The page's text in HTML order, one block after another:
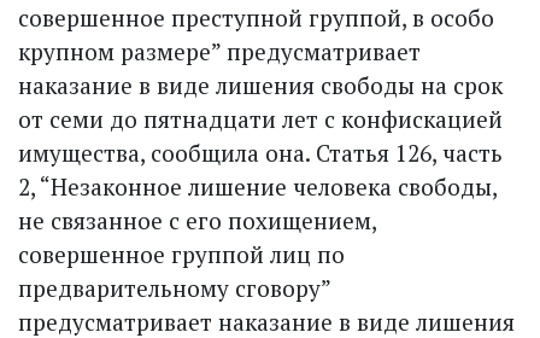
совершенное преступной группой, в особо
крупном размере” предусматривает
наказание в виде лишения свободы на срок
от семи до пятнадцати лет с конфискацией
имущества, сообщила она. Статья 126, часть
2, “Незаконное лишение человека свободы,
не связанное с его похищением,
совершенное группой лиц по
предварительному сговору”
предусматривает наказание в виде лишения